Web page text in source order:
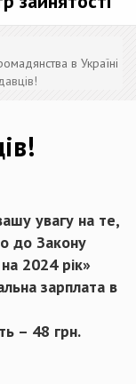
в Україні
увагу на те,
до Закону
2024 рік»
зарплата в
– 48 грн.